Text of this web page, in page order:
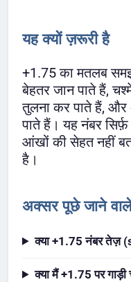
यह क्यों ज़रूरी है
+1.75 का मतलब
बेहतर जान पाते हैं,
तुलना कर पाते हैं,
पाते हैं। यह नंबर
आंखों की सेहत नहीं
है।
अक्सर पूछे जाने
क्या +1.75 नंबर तेज़
क्या मैं +1.75 पर